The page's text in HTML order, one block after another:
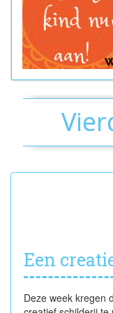
Een
Deze week kregen